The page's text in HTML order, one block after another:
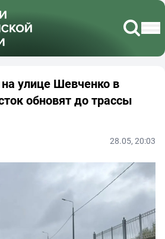
улице Шевченко в
обновят до трассы
28.05, 20:03